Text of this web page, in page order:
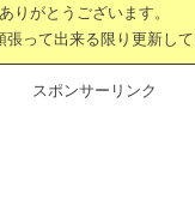
りがとうございます。
って出来る限り更新して
スポンサーリンク